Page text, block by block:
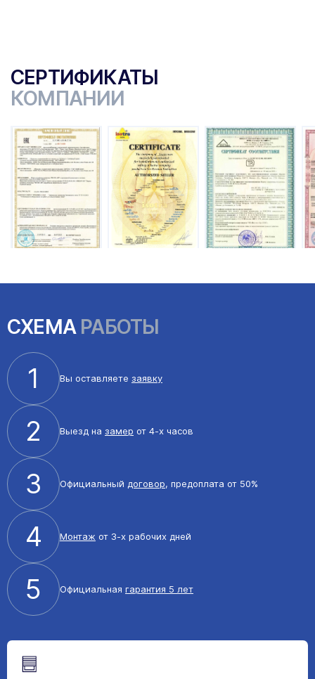
СЕРТИФИКАТЫ
КОМПАНИИ
СХЕМА РАБОТЫ
1 Вы оставляете заявку
2 Выезд на замер от 4-х часов
3 Официальный договор, предоплата от 50%
4 Монтаж от 3-х рабочих дней
5 Официальная гарантия 5 лет